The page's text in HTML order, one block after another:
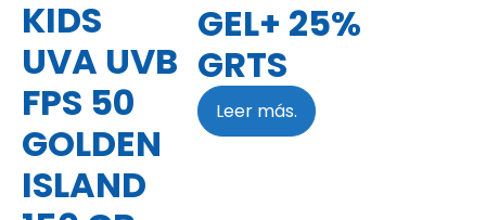
KIDS
UVA UVB
FPS 50
GOLDEN
ISLAND
GEL+ 25%
GRTS
Leer más.